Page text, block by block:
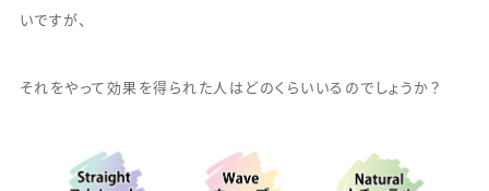
いですが、
それをやって効果を得られた人はどのくらいいるのでしょうか？